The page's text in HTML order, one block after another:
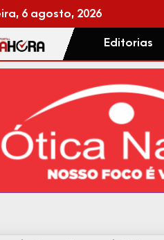
6 agosto, 2026
Editorias